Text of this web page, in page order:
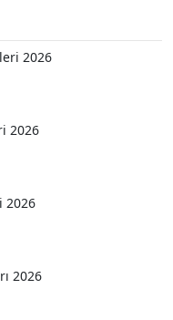
2026
2026
2026
2026